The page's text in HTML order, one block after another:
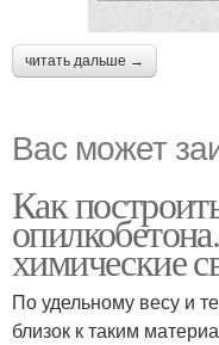
читать дальше →
Вас может
Как
химические
По удельному весу и
близок к таким